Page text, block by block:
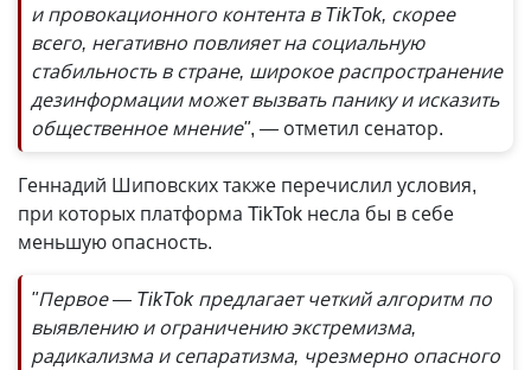
и провокационного контента в TikTok, скорее
всего, негативно повлияет на социальную
стабильность в стране, широкое распространение
дезинформации может вызвать панику и исказить
общественное мнение", — отметил сенатор.
Геннадий Шиповских также перечислил условия,
при которых платформа TikTok несла бы в себе
меньшую опасность.
"Первое — TikTok предлагает четкий алгоритм по
выявлению и ограничению экстремизма,
радикализма и сепаратизма, чрезмерно опасного